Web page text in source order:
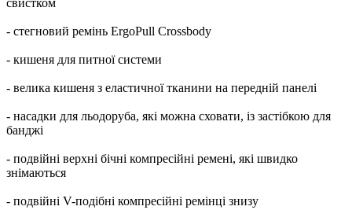
- стегновий ремінь ErgoPull Crossbody
- кишеня для питної системи
- велика кишеня з еластичної тканини на передній панелі
- насадки для льодоруба, які можна сховати, із застібкою для
банджі
- подвійні верхні бічні компресійні ремені, які швидко
знімаються
- подвійні V-подібні компресійні ремінці знизу